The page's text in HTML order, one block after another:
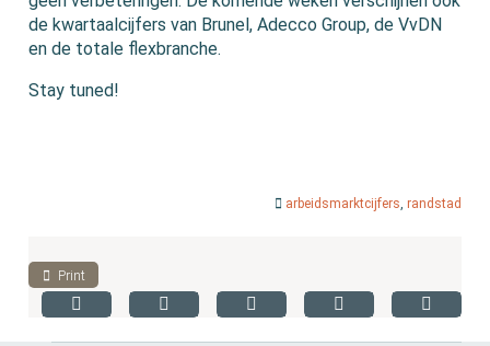
de kwartaalcijfers van Brunel, Adecco Group, de VvDN
en de totale flexbranche.
Stay tuned!
arbeidsmarktcijfers, randstad
Print